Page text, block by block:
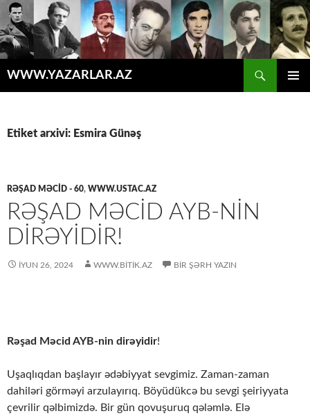
WWW.YAZARLAR.AZ
Etiket arxivi: Esmira Günəş
RƏŞAD MƏCİD - 60, WWW.USTAC.AZ
RƏŞAD MƏCID AYB-NIN
DIRƏYIDIR!
İYUN 26, 2024 WWW.BITIK.AZ BIR ŞƏRH YAZIN
Rəşad Məcid AYB-nin dirəyidir!
Uşaqlıqdan başlayır ədəbiyyat sevgimiz. Zaman-zaman
dahiləri görməyi arzulayırıq. Böyüdükcə bu sevgi şeiriyyata
çevrilir qəlbimizdə. Bir gün qovuşuruq qələmlə. Elə